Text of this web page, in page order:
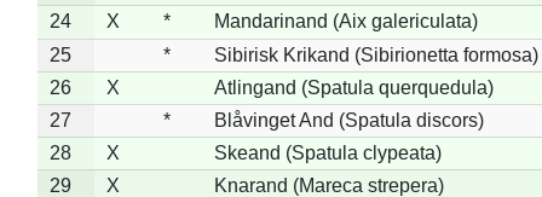
24
X *
Mandarinand (Aix galericulata)
25
*
Sibirisk Krikand (Sibirionetta formosa)
26
X
Atlingand (Spatula querquedula)
27
*
Blåvinget And (Spatula discors)
28
X
Skeand (Spatula clypeata)
29
X
Knarand (Mareca strepera)